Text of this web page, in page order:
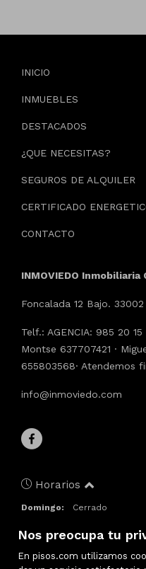
Nos preocupa tu
En pisos.com utilizamos
INICIO
INMUEBLES
DESTACADOS
¿QUE NECESITAS?
SEGUROS DE ALQUILER
CERTIFICADO
CONTACTO
INMOVIEDO Inmobiliaria
Foncalada 12 Bajo.
Telf.: AGENCIA: 985 20 15
Montse 637707421 ·
655803568· Atendemos
info@inmoviedo.com
Horarios
Domingo:
Cerrado
Martes:
9:30 – 14:00,
Miércoles:
9:30 – 14:00,
Jueves:
9:30 – 14:00,